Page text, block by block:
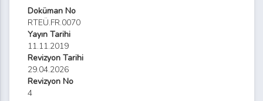
Kabul Formu
Meslek Yüksekokulu Stajyer Takip Çizelgesi Formu
İmza Tutanağı Formu
Evrak Teslim Tutanağı Formu
Doküman No
RTEÜ.FR.0070
Yayın Tarihi
11.11.2019
Revizyon Tarihi
29.04.2026
Revizyon No
4